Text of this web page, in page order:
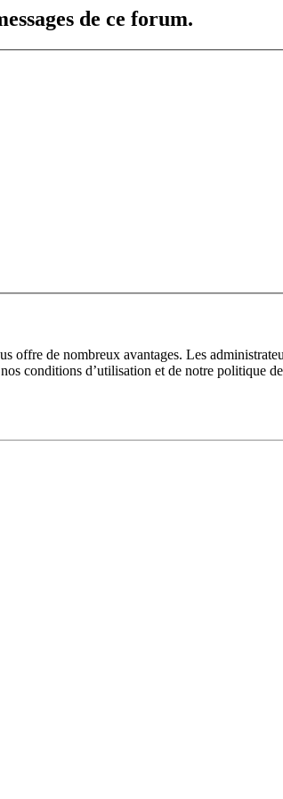
de ce forum.
offre de nombreux avantages. Les
conditions d’utilisation et de notre politique